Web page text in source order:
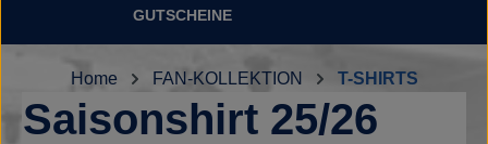
GUTSCHEINE
Home FAN-KOLLEKTION T-SHIRTS
Saisonshirt 25/26